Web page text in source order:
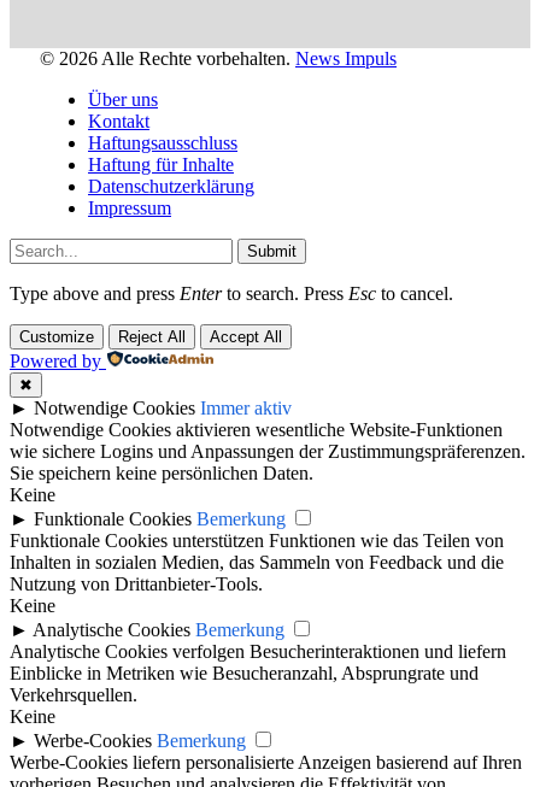
© 2026 Alle Rechte vorbehalten. News Impuls
Über uns
Kontakt
Haftungsausschluss
Haftung für Inhalte
Datenschutzerklärung
Impressum
Submit
Type above and press Enterto search. Press Esc to cancel.
Customize Reject All Accept All
Powered by
✖
► Notwendige Cookies Immer aktiv
Notwendige Cookies aktivieren wesentliche Website-Funktionen
wie sichere Logins und Anpassungen der Zustimmungspräferenzen.
Sie speichern keine persönlichen Daten.
Keine
► Funktionale Cookies Bemerkung
Funktionale Cookies unterstützen Funktionen wie das Teilen von
Inhalten in sozialen Medien, das Sammeln von Feedback und die
Nutzung von Drittanbieter-Tools.
Keine
► Analytische Cookies Bemerkung
Analytische Cookies verfolgen Besucherinteraktionen und liefern
Einblicke in Metriken wie Besucheranzahl, Absprungrate und
Verkehrsquellen.
Keine
► Werbe-Cookies Bemerkung
Werbe-Cookies liefern personalisierte Anzeigen basierend auf Ihren